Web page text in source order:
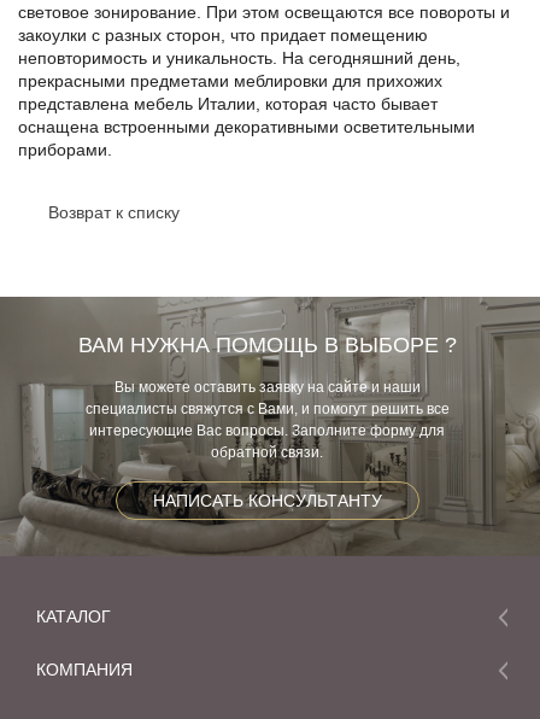
световое зонирование. При этом освещаются все повороты и
закоулки с разных сторон, что придает помещению
неповторимость и уникальность. На сегодняшний день,
прекрасными предметами меблировки для прихожих
представлена мебель Италии, которая часто бывает
оснащена встроенными декоративными осветительными
приборами.
Возврат к списку
ВАМ НУЖНА ПОМОЩЬ В ВЫБОРЕ ?
Вы можете оставить заявку на сайте и наши
специалисты свяжутся с Вами, и помогут решить все
интересующие Вас вопросы. Заполните форму для
обратной связи.
НАПИСАТЬ КОНСУЛЬТАНТУ
КАТАЛОГ
Мебель
КОМПАНИЯ